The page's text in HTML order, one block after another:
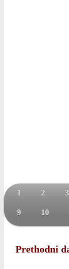
1 2 3
9 10
Prethodni